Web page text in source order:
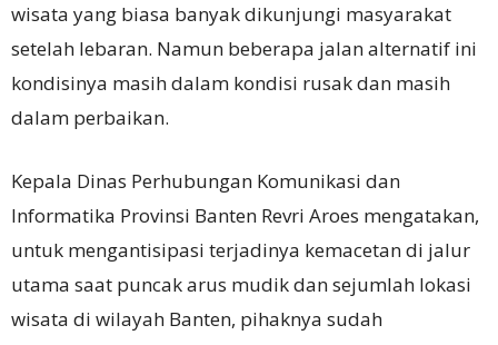
wisata yang biasa banyak dikunjungi masyarakat
setelah lebaran. Namun beberapa jalan alternatif ini
kondisinya masih dalam kondisi rusak dan masih
dalam perbaikan.
Kepala Dinas Perhubungan Komunikasi dan
Informatika Provinsi Banten Revri Aroes mengatakan,
untuk mengantisipasi terjadinya kemacetan di jalur
utama saat puncak arus mudik dan sejumlah lokasi
wisata di wilayah Banten, pihaknya sudah